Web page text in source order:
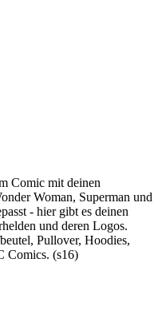
Comic mit deinen
Woman, Superman und
- hier gibt es deinen
und deren Logos.
Pullover, Hoodies,
Comics. (s16)